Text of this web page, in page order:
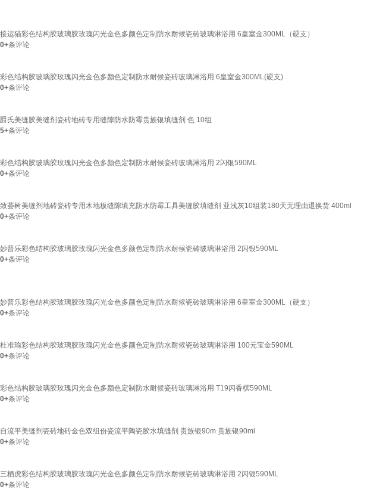
接运猫彩色结构胶玻璃胶玫瑰闪光金色多颜色定制防水耐候瓷砖玻璃淋浴用 6皇室金300ML（硬支）
0+条评论
彩色结构胶玻璃胶玫瑰闪光金色多颜色定制防水耐候瓷砖玻璃淋浴用 6皇室金300ML(硬支)
0+条评论
爵氏美缝胶美缝剂瓷砖地砖专用缝隙防水防霉贵族银填缝剂 色 10组
5+条评论
彩色结构胶玻璃胶玫瑰闪光金色多颜色定制防水耐候瓷砖玻璃淋浴用 2闪银590ML
0+条评论
致荟树美缝剂地砖瓷砖专用木地板缝隙填充防水防霉工具美缝胶填缝剂 亚浅灰10组装180天无理由退换货 400ml
0+条评论
妙普乐彩色结构胶玻璃胶玫瑰闪光金色多颜色定制防水耐候瓷砖玻璃淋浴用 2闪银590ML
0+条评论
妙普乐彩色结构胶玻璃胶玫瑰闪光金色多颜色定制防水耐候瓷砖玻璃淋浴用 6皇室金300ML（硬支）
0+条评论
杜准瑜彩色结构胶玻璃胶玫瑰闪光金色多颜色定制防水耐候瓷砖玻璃淋浴用 100元宝金590ML
0+条评论
彩色结构胶玻璃胶玫瑰闪光金色多颜色定制防水耐候瓷砖玻璃淋浴用 T19闪香槟590ML
0+条评论
自流平美缝剂瓷砖地砖金色双组份瓷流平陶瓷胶水填缝剂 贵族银90m 贵族银90ml
0+条评论
三栖虎彩色结构胶玻璃胶玫瑰闪光金色多颜色定制防水耐候瓷砖玻璃淋浴用 2闪银590ML
0+条评论